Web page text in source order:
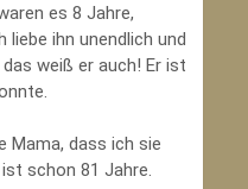
es 8 Jahre,
ihn unendlich und
weiß er auch! Er ist
Mama, dass ich sie
schon 81 Jahre.